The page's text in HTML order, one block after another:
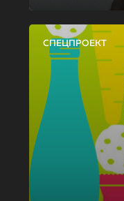
СПЕЦПРОЕКТ